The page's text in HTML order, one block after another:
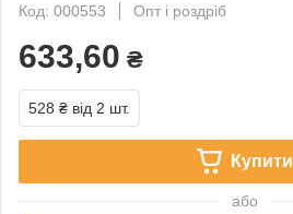
Код: 000553
Опт і роздріб
633,60 ₴
528 ₴ від 2 шт.
Купити
або